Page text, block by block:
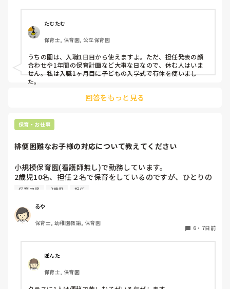
ふたり担任だったため、逃げることができず、毎日のように
怒鳴られ続け、うつ病を発症して退職しました。
今は保育とは全く違う職種に転職し、短時間から少しずつ頑
張っています。
同じような経験をした方はいますか？
これは保育業界ではよくあることなのでしょうか、それとも
たむたむ
保育士, 保育園, 公立保育園
うちの園は、入職1日目から使えますよ。ただ、担任発表の顔
合わせや1年間の保育計画など大事な日なので、休む人はいま
せん。私は入職1ヶ月目に子どもの入学式で有休を使いまし
た。
回答をもっと見る
保育・お仕事
排便困難なお子様の対応について教えてください
小規模保育園(看護師無し)で勤務しています。
2歳児10名、担任２名で保育をしているのですが、ひとりの
お子様が排便困難で2日に1回ほど、20〜30分の間「うん
す。
なかなか出ず苦しそうです。
室内にいる時であれば良いのですが、散歩中にも突然起こり
その都度保育士が１名そこにつく形になるため、昨日は散歩
を途中で切り上げ園へ戻りました。
このようなお子様のいらっしゃる園の経験者の方はいらっし
ゃいますか？
今まで看護師のいる園にいたこともあり、散歩先の時は迎え
保育内容 2歳児 担任
るや
保育士, 幼稚園教諭, 保育園
6 ・ 7日前
ぽんた
保育士, 保育園